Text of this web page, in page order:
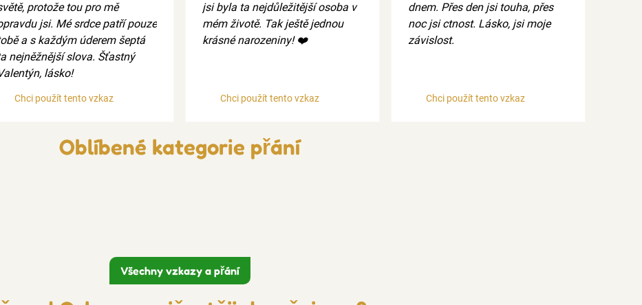
protože tou pro mě
jsi. Mé srdce patří pouze
a s každým úderem šeptá
nejněžnější slova. Šťastný
lásko!
Chci použít tento vzkaz
jsi byla ta nejdůležitější osoba v
mém životě. Tak ještě jednou
krásné narozeniny! ❤️
Chci použít tento vzkaz
dnem. Přes den jsi touha, přes
noc jsi ctnost. Lásko, jsi moje
závislost.
Chci použít tento vzkaz
Oblíbené kategorie přání
Všechny vzkazy a přání